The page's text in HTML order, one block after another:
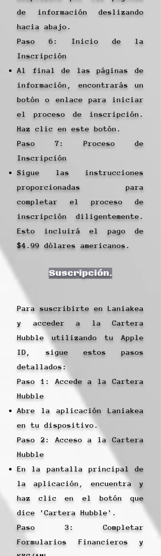
de información deslizando
hacia abajo.
Paso 6: Inicio de la
Inscripción
Al final de las páginas de
información, encontrarás un
botón o enlace para iniciar
el proceso de inscripción.
Haz clic en este botón.
Paso 7: Proceso de
Inscripción
Sigue las instrucciones
proporcionadas para
completar el proceso de
inscripción diligentemente.
Esto incluirá el pago de
$4.99 dólares americanos.
Suscripción.
Para suscribirte en Laniakea
y acceder a la Cartera
Hubble utilizando tu Apple
ID, sigue estos pasos
detallados:
Paso 1: Accede a la Cartera
Hubble
Abre la aplicación Laniakea
en tu dispositivo.
Paso 2: Acceso a la Cartera
Hubble
En la pantalla principal de
la aplicación, encuentra y
haz clic en el botón que
dice 'Cartera Hubble'.
Paso 3: Completar
Formularios Financieros y